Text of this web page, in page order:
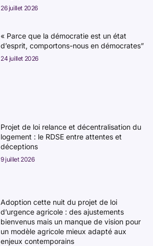
26 juillet 2026
« Parce que la démocratie est un état
d’esprit, comportons-nous en démocrates”
24 juillet 2026
Projet de loi relance et décentralisation du
logement : le RDSE entre attentes et
déceptions
9 juillet 2026
Adoption cette nuit du projet de loi
d’urgence agricole : des ajustements
bienvenus mais un manque de vision pour
un modèle agricole mieux adapté aux
enjeux contemporains